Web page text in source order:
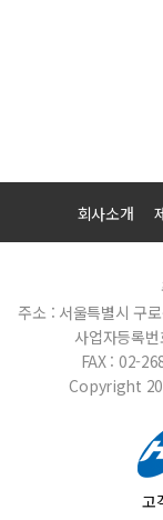
회사소개
주소 : 서울특별시 구
사업자등록
FAX : 02-
Copyright
고